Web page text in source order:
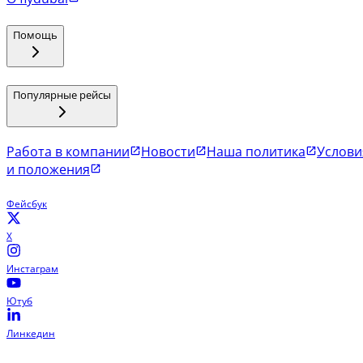
Помощь
Популярные рейсы
Работа в компании Новости Наша политика
и положения
Фейсбук
X
Инстаграм
Ютуб
Линкедин